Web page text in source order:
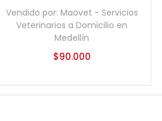
Vendido por: Maovet - Servicios
Veterinarios a Domicilio en
Medellín
$90.000